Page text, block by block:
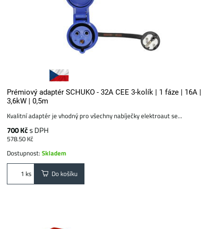
Prémiový adaptér SCHUKO - 32A CEE 3-kolík | 1 fáze | 16A |
3,6kW | 0,5m
Kvalitní adaptér je vhodný pro všechny nabíječky elektroaut se...
700 Kčs DPH
578.50 Kč
Dostupnost:Skladem
ks Do košíku